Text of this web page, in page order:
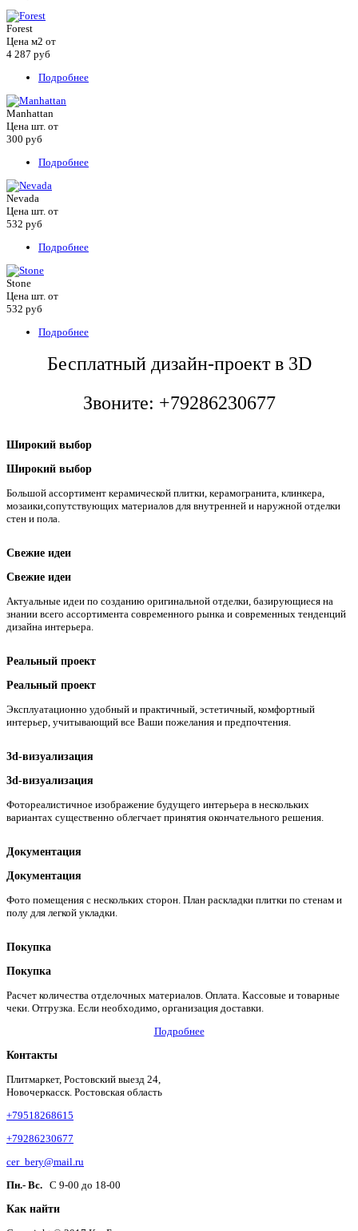
Forest
Цена м2 от
4 287 руб
Подробнее
Manhattan
Цена шт. от
300 руб
Подробнее
Nevada
Цена шт. от
532 руб
Подробнее
Stone
Цена шт. от
532 руб
Подробнее
Бесплатный дизайн-проект в 3D
Звоните: +79286230677
Широкий выбор
Широкий выбор
Большой ассортимент керамической плитки, керамогранита, клинкера,
мозаики,сопутствующих материалов для внутренней и наружной отделки
стен и пола.
Свежие идеи
Свежие идеи
Актуальные идеи по созданию оригинальной отделки, базирующиеся на
знании всего ассортимента современного рынка и современных тенденций
дизайна интерьера.
Реальный проект
Реальный проект
Эксплуатационно удобный и практичный, эстетичный, комфортный
интерьер, учитывающий все Ваши пожелания и предпочтения.
3d-визуализация
3d-визуализация
Фотореалистичное изображение будущего интерьера в нескольких
вариантах существенно облегчает принятия окончательного решения.
Документация
Документация
Фото помещения с нескольких сторон. План раскладки плитки по стенам и
полу для легкой укладки.
Покупка
Покупка
Расчет количества отделочных материалов. Оплата. Кассовые и товарные
чеки. Отгрузка. Если необходимо, организация доставки.
Подробнее
Контакты
Плитмаркет, Ростовский выезд 24,
Новочеркасск. Ростовская область
+79518268615
+79286230677
cer_bery@mail.ru
Пн.- Вс. С 9-00 до 18-00
Как найти